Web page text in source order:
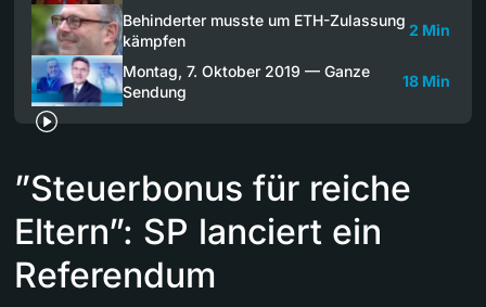
Behinderter musste um ETH-Zulassung
kämpfen
2 Min
Montag, 7. Oktober 2019 — Ganze
Sendung
18 Min
”Steuerbonus für reiche
Eltern”: SP lanciert ein
Referendum